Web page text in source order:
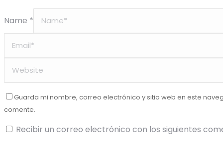
Name *
Guarda mi nombre, correo electrónico y sitio web en este
comente.
Recibir un correo electrónico con los siguientes